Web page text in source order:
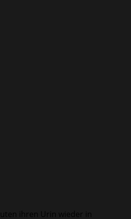
ihren Urin wieder in